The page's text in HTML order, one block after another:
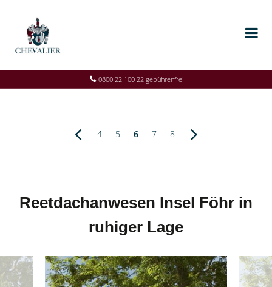
0800 22 100 22 gebührenfrei
4 5 6 7 8
Reetdachanwesen Insel Föhr in
ruhiger Lage